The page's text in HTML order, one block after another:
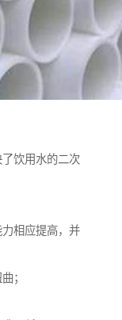
饮用水的二次
相应提高，并
；